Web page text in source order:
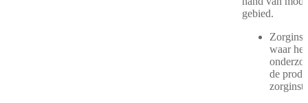
gebied.
waar
de